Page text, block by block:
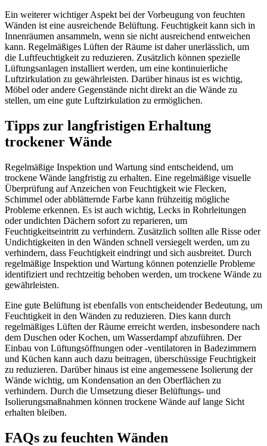
Ein weiterer wichtiger Aspekt bei der Vorbeugung von feuchten
Wänden ist eine ausreichende Belüftung. Feuchtigkeit kann sich in
Innenräumen ansammeln, wenn sie nicht ausreichend entweichen
kann. Regelmäßiges Lüften der Räume ist daher unerlässlich, um
die Luftfeuchtigkeit zu reduzieren. Zusätzlich können spezielle
Lüftungsanlagen installiert werden, um eine kontinuierliche
Luftzirkulation zu gewährleisten. Darüber hinaus ist es wichtig,
Möbel oder andere Gegenstände nicht direkt an die Wände zu
stellen, um eine gute Luftzirkulation zu ermöglichen.
Tipps zur langfristigen Erhaltung
trockener Wände
Regelmäßige Inspektion und Wartung sind entscheidend, um
trockene Wände langfristig zu erhalten. Eine regelmäßige visuelle
Überprüfung auf Anzeichen von Feuchtigkeit wie Flecken,
Schimmel oder abblätternde Farbe kann frühzeitig mögliche
Probleme erkennen. Es ist auch wichtig, Lecks in Rohrleitungen
oder undichten Dächern sofort zu reparieren, um
Feuchtigkeitseintritt zu verhindern. Zusätzlich sollten alle Risse oder
Undichtigkeiten in den Wänden schnell versiegelt werden, um zu
verhindern, dass Feuchtigkeit eindringt und sich ausbreitet. Durch
regelmäßige Inspektion und Wartung können potenzielle Probleme
identifiziert und rechtzeitig behoben werden, um trockene Wände zu
gewährleisten.
Eine gute Belüftung ist ebenfalls von entscheidender Bedeutung, um
Feuchtigkeit in den Wänden zu reduzieren. Dies kann durch
regelmäßiges Lüften der Räume erreicht werden, insbesondere nach
dem Duschen oder Kochen, um Wasserdampf abzuführen. Der
Einbau von Lüftungsöffnungen oder -ventilatoren in Badezimmern
und Küchen kann auch dazu beitragen, überschüssige Feuchtigkeit
zu reduzieren. Darüber hinaus ist eine angemessene Isolierung der
Wände wichtig, um Kondensation an den Oberflächen zu
verhindern. Durch die Umsetzung dieser Belüftungs- und
Isolierungsmaßnahmen können trockene Wände auf lange Sicht
erhalten bleiben.
FAQs zu feuchten Wänden